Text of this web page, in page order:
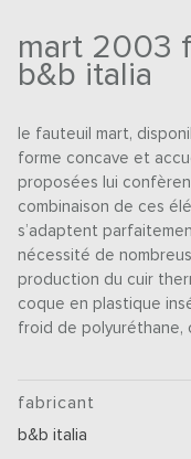
mart 2003
b&b italia
le fauteuil mart,
forme concave et
proposées lui
combinaison de ces
s’adaptent
nécessité de
production du cuir
coque en plastique
froid de polyuréthane,
fabricant
b&b italia